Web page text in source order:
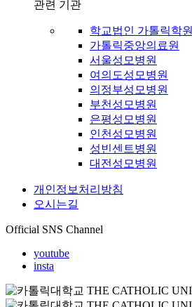
관련 기관
학교법인 가톨릭학원
가톨릭중앙의료원
서울성모병원
여의도성모병원
의정부성모병원
부천성모병원
은평성모병원
인천성모병원
성빈센트병원
대전성모병원
개인정보처리방침
오시는길
Official SNS Channel
youtube
insta